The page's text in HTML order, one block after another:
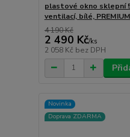
plastové okno sklepní
ventilací, bílé,
4 190 Kč
2 490 Kč/ks
2 058 Kč bez DPH
Novinka
Doprava ZDARMA